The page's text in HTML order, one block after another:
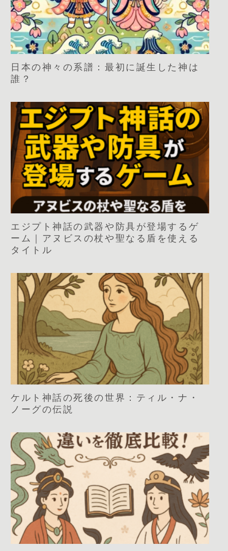
日本の神々の系譜：最初に誕生した神は
誰？
エジプト神話の武器や防具が登場するゲ
ーム｜アヌビスの杖や聖なる盾を使える
タイトル
ケルト神話の死後の世界：ティル・ナ・
ノーグの伝説